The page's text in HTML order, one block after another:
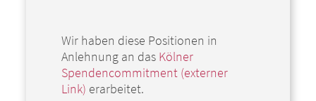
Wir haben diese Positionen in
Anlehnung an das Kölner
Spendencommitment (externer
Link) erarbeitet.